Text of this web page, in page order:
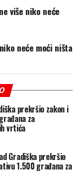
više niko neće
neće moći ništa
prekršio zakon i
za
vrtića
Gradiška prekršio
1.500 građana za